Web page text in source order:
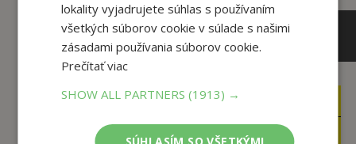
15
4,95 15
lokality vyjadrujete súhlas s používaním
všetkých súborov cookie v súlade s našimi
zásadami používania súborov cookie.
Prečítať viac
SHOW ALL PARTNERS(1913) →